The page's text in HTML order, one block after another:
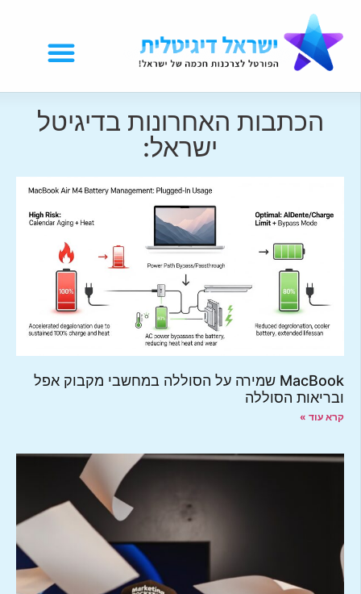
הכתבות האחרונות בדיגיטל
ישראל:
MacBook שמירה על הסוללה במחשבי מקבוק אפל
ובריאות הסוללה
קרא עוד »